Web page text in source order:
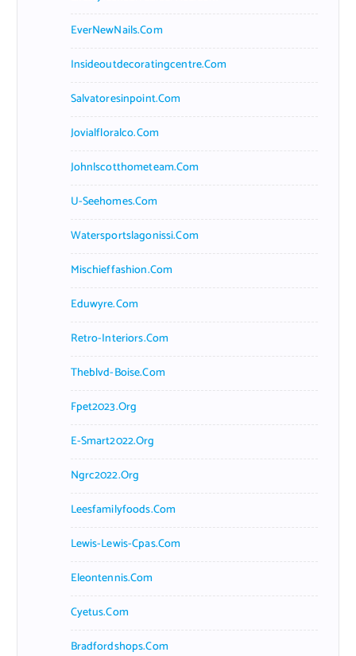
EverNewNails.com
Insideoutdecoratingcentre.com
Salvatoresinpoint.com
Jovialfloralco.com
Johnlscotthometeam.com
U-Seehomes.com
Watersportslagonissi.com
Mischieffashion.com
Eduwyre.com
Retro-Interiors.com
Theblvd-Boise.com
Fpet2023.org
E-Smart2022.org
Ngrc2022.org
Leesfamilyfoods.com
Lewis-Lewis-Cpas.com
Eleontennis.com
Cyetus.com
Bradfordshops.com